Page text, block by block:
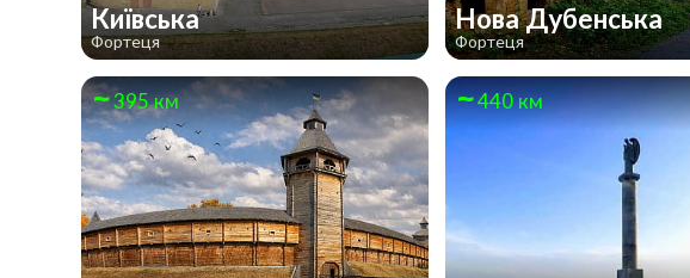
Київська
Фортеця
Нова Дубенська
Фортеця
395 км 440 км